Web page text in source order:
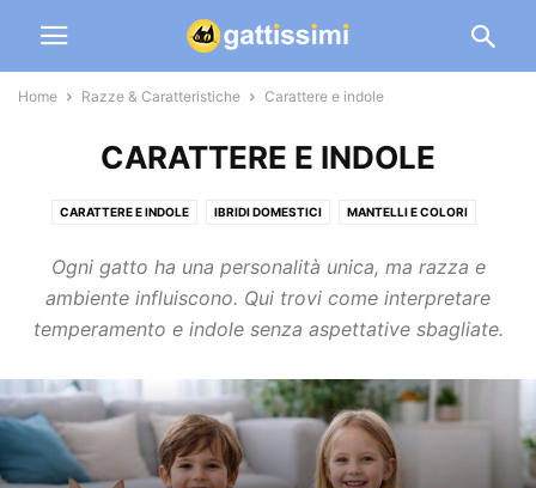
Home Razze & Caratteristiche Carattere e indole
CARATTERE E INDOLE
CARATTERE E INDOLE IBRIDI DOMESTICI MANTELLI E COLORI
Ogni gatto ha una personalità unica, ma razza e
ambiente influiscono. Qui trovi come interpretare
temperamento e indole senza aspettative sbagliate.